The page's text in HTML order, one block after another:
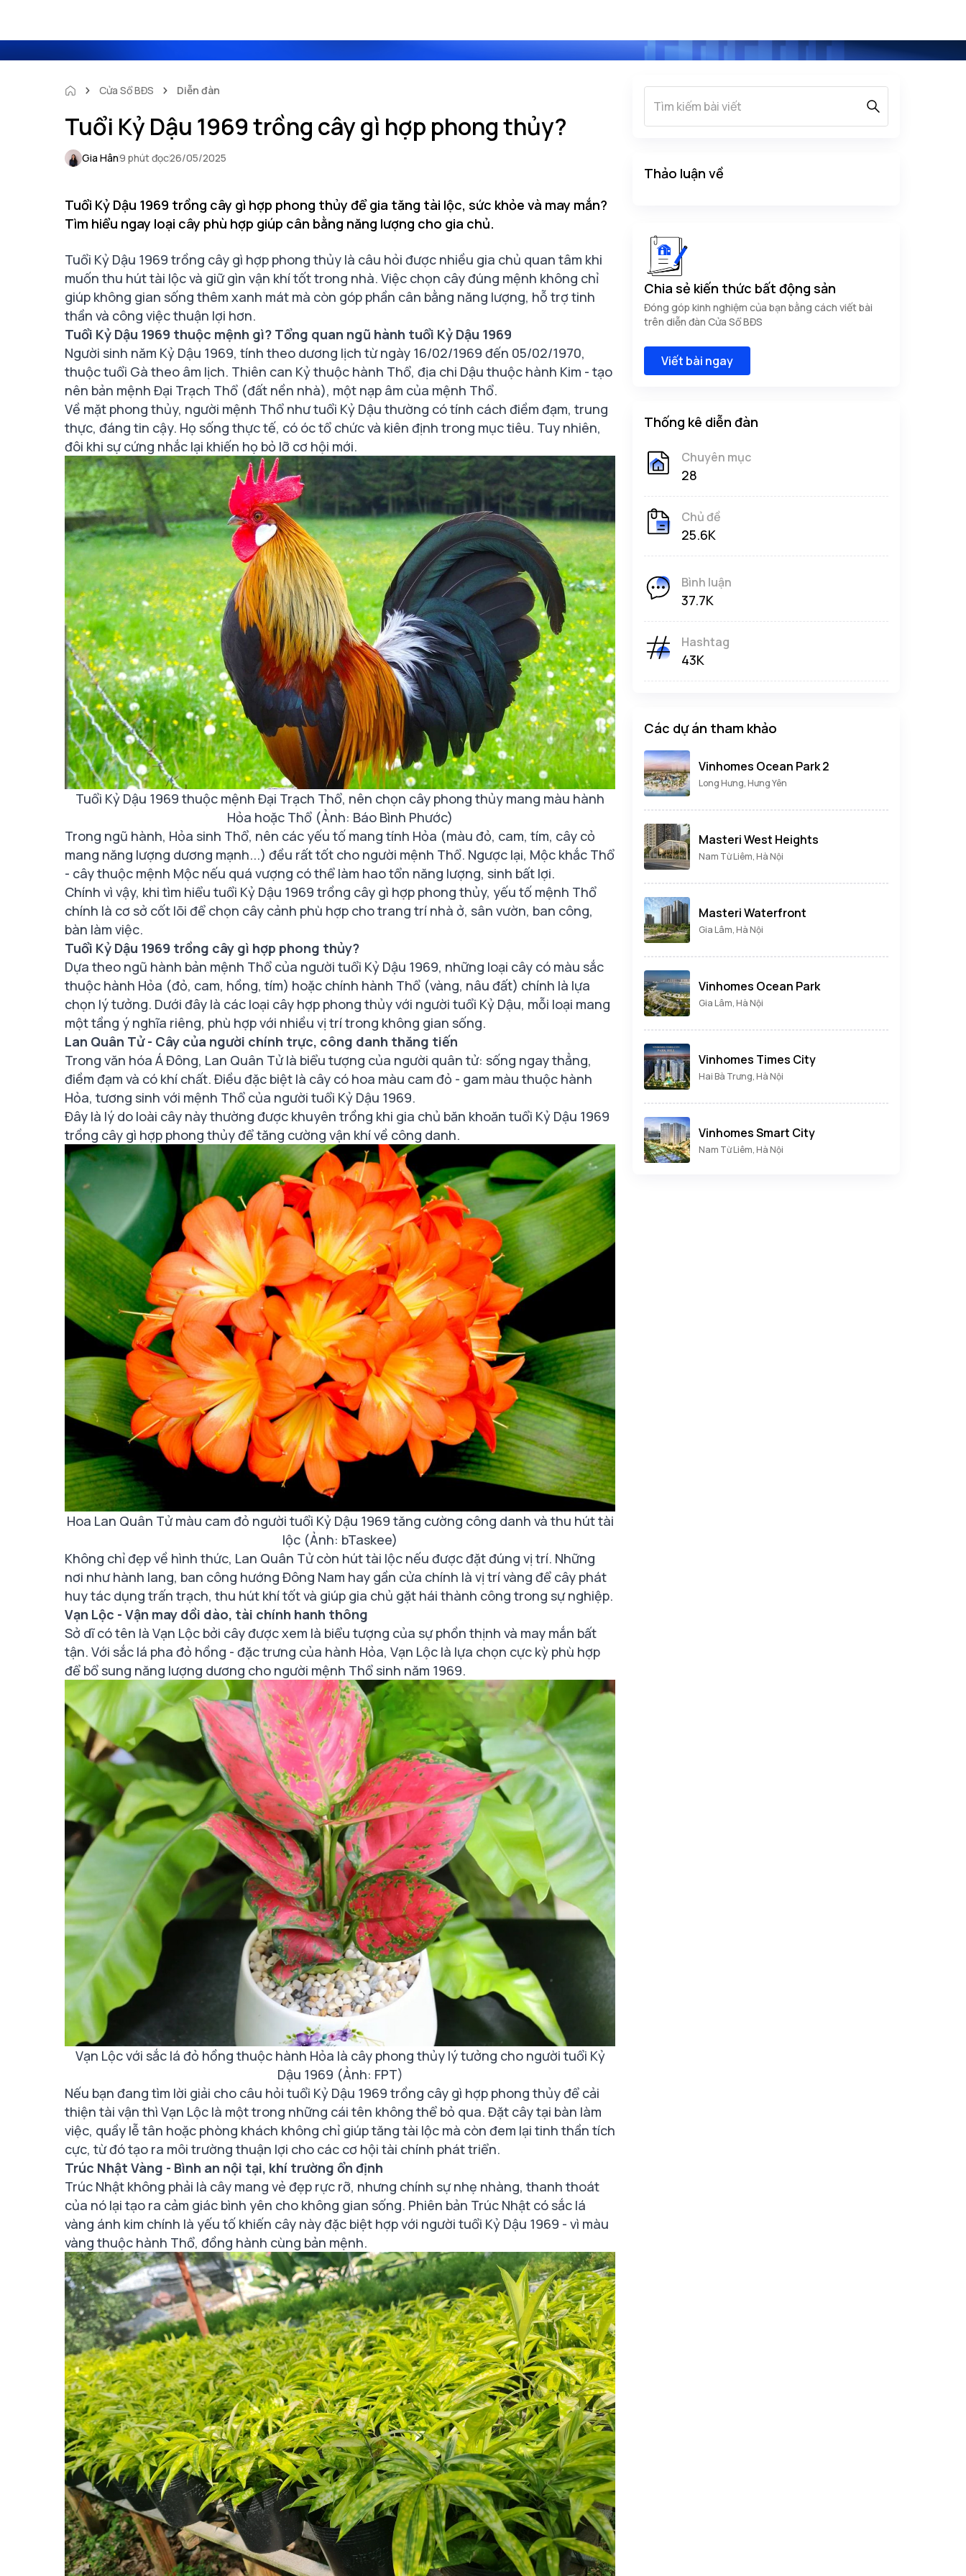
Cửa Sổ BĐS Diễn đàn
Tuổi Kỷ Dậu 1969 trồng cây gì hợp phong thủy?
Gia Hân9 phút đọc26/05/2025
Tuổi Kỷ Dậu 1969 trồng cây gì hợp phong thủy để gia tăng tài lộc, sức khỏe và may mắn?
Tìm hiểu ngay loại cây phù hợp giúp cân bằng năng lượng cho gia chủ.
Tuổi Kỷ Dậu 1969 trồng cây gì hợp phong thủy là câu hỏi được nhiều gia chủ quan tâm khi
muốn thu hút tài lộc và giữ gìn vận khí tốt trong nhà. Việc chọn cây đúng mệnh không chỉ
giúp không gian sống thêm xanh mát mà còn góp phần cân bằng năng lượng, hỗ trợ tinh
thần và công việc thuận lợi hơn.
Tuổi Kỷ Dậu 1969 thuộc mệnh gì? Tổng quan ngũ hành tuổi Kỷ Dậu 1969
Người sinh năm Kỷ Dậu 1969, tính theo dương lịch từ ngày 16/02/1969 đến 05/02/1970,
thuộc tuổi Gà theo âm lịch. Thiên can Kỷ thuộc hành Thổ, địa chi Dậu thuộc hành Kim - tạo
nên bản mệnh Đại Trạch Thổ (đất nền nhà), một nạp âm của mệnh Thổ.
Về mặt phong thủy, người mệnh Thổ như tuổi Kỷ Dậu thường có tính cách điềm đạm, trung
thực, đáng tin cậy. Họ sống thực tế, có óc tổ chức và kiên định trong mục tiêu. Tuy nhiên,
đôi khi sự cứng nhắc lại khiến họ bỏ lỡ cơ hội mới.
Tuổi Kỷ Dậu 1969 thuộc mệnh Đại Trạch Thổ, nên chọn cây phong thủy mang màu hành
Hỏa hoặc Thổ (Ảnh: Báo Bình Phước)
Trong ngũ hành, Hỏa sinh Thổ, nên các yếu tố mang tính Hỏa (màu đỏ, cam, tím, cây cỏ
mang năng lượng dương mạnh...) đều rất tốt cho người mệnh Thổ. Ngược lại, Mộc khắc Thổ
- cây thuộc mệnh Mộc nếu quá vượng có thể làm hao tổn năng lượng, sinh bất lợi.
Chính vì vậy, khi tìm hiểu tuổi Kỷ Dậu 1969 trồng cây gì hợp phong thủy, yếu tố mệnh Thổ
chính là cơ sở cốt lõi để chọn cây cảnh phù hợp cho trang trí nhà ở, sân vườn, ban công,
bàn làm việc.
Tuổi Kỷ Dậu 1969 trồng cây gì hợp phong thủy?
Dựa theo ngũ hành bản mệnh Thổ của người tuổi Kỷ Dậu 1969, những loại cây có màu sắc
thuộc hành Hỏa (đỏ, cam, hồng, tím) hoặc chính hành Thổ (vàng, nâu đất) chính là lựa
chọn lý tưởng. Dưới đây là các loại cây hợp phong thủy với người tuổi Kỷ Dậu, mỗi loại mang
một tầng ý nghĩa riêng, phù hợp với nhiều vị trí trong không gian sống.
Lan Quân Tử - Cây của người chính trực, công danh thăng tiến
Trong văn hóa Á Đông, Lan Quân Tử là biểu tượng của người quân tử: sống ngay thẳng,
điềm đạm và có khí chất. Điều đặc biệt là cây có hoa màu cam đỏ - gam màu thuộc hành
Hỏa, tương sinh với mệnh Thổ của người tuổi Kỷ Dậu 1969.
Đây là lý do loài cây này thường được khuyên trồng khi gia chủ băn khoăn tuổi Kỷ Dậu 1969
trồng cây gì hợp phong thủy để tăng cường vận khí về công danh.
Hoa Lan Quân Tử màu cam đỏ người tuổi Kỷ Dậu 1969 tăng cường công danh và thu hút tài
lộc (Ảnh: bTaskee)
Không chỉ đẹp về hình thức, Lan Quân Tử còn hút tài lộc nếu được đặt đúng vị trí. Những
nơi như hành lang, ban công hướng Đông Nam hay gần cửa chính là vị trí vàng để cây phát
huy tác dụng trấn trạch, thu hút khí tốt và giúp gia chủ gặt hái thành công trong sự nghiệp.
Vạn Lộc - Vận may dồi dào, tài chính hanh thông
Sở dĩ có tên là Vạn Lộc bởi cây được xem là biểu tượng của sự phồn thịnh và may mắn bất
tận. Với sắc lá pha đỏ hồng - đặc trưng của hành Hỏa, Vạn Lộc là lựa chọn cực kỳ phù hợp
để bổ sung năng lượng dương cho người mệnh Thổ sinh năm 1969.
Vạn Lộc với sắc lá đỏ hồng thuộc hành Hỏa là cây phong thủy lý tưởng cho người tuổi Kỷ
Dậu 1969 (Ảnh: FPT)
Nếu bạn đang tìm lời giải cho câu hỏi tuổi Kỷ Dậu 1969 trồng cây gì hợp phong thủy để cải
thiện tài vận thì Vạn Lộc là một trong những cái tên không thể bỏ qua. Đặt cây tại bàn làm
việc, quầy lễ tân hoặc phòng khách không chỉ giúp tăng tài lộc mà còn đem lại tinh thần tích
cực, từ đó tạo ra môi trường thuận lợi cho các cơ hội tài chính phát triển.
Trúc Nhật Vàng - Bình an nội tại, khí trường ổn định
Trúc Nhật không phải là cây mang vẻ đẹp rực rỡ, nhưng chính sự nhẹ nhàng, thanh thoát
của nó lại tạo ra cảm giác bình yên cho không gian sống. Phiên bản Trúc Nhật có sắc lá
vàng ánh kim chính là yếu tố khiến cây này đặc biệt hợp với người tuổi Kỷ Dậu 1969 - vì màu
vàng thuộc hành Thổ, đồng hành cùng bản mệnh.
Thảo luận về
Chia sẻ kiến thức bất động sản
Đóng góp kinh nghiệm của bạn bằng cách viết bài
trên diễn đàn Cửa Sổ BĐS
Viết bài ngay
Thống kê diễn đàn
Chuyên mục
28
Chủ đề
25.6K
Bình luận
37.7K
Hashtag
43K
Các dự án tham khảo
Vinhomes Ocean Park 2
Long Hưng, Hưng Yên
Masteri West Heights
Nam Từ Liêm, Hà Nội
Masteri Waterfront
Gia Lâm, Hà Nội
Vinhomes Ocean Park
Gia Lâm, Hà Nội
Vinhomes Times City
Hai Bà Trưng, Hà Nội
Vinhomes Smart City
Nam Từ Liêm, Hà Nội